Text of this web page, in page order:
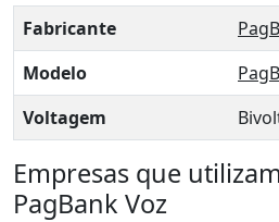
Fabricante
Modelo
Voltagem
Empresas que
PagBank Voz